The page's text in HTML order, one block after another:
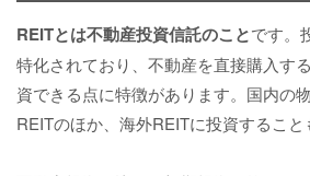
REITとは不動産投資信託のことです。
特化されており、不動産を直接購入す
資できる点に特徴があります。国内の
REITのほか、海外REITに投資すること